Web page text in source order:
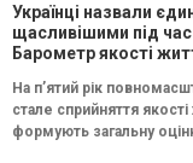
Українці назвали
щасливішими під
Барометр якості
На п’ятий рік
стале сприйняття
формують загальну